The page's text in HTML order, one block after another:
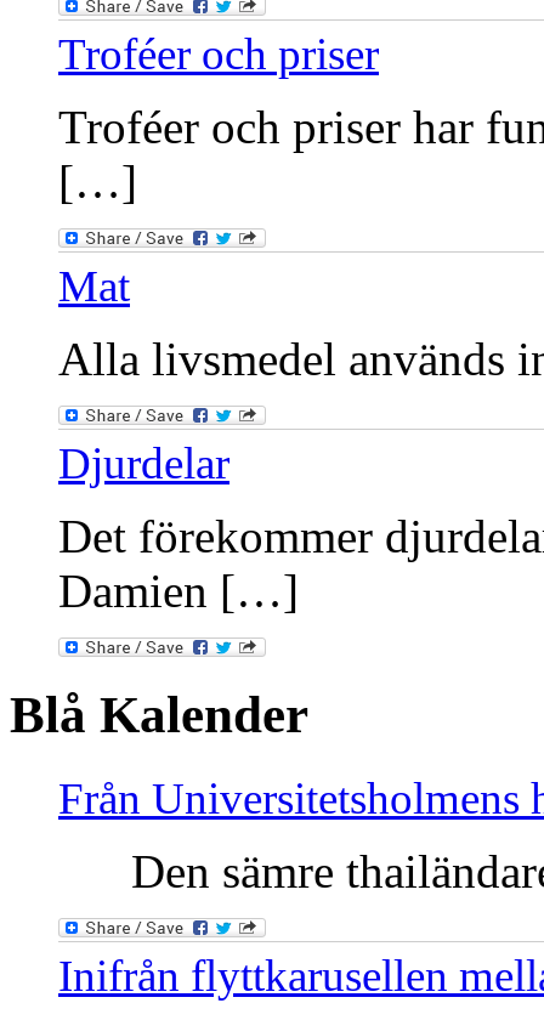
Troféer och priser
Troféer och priser har
[…]
Mat
Alla livsmedel används
Djurdelar
Det förekommer
Damien […]
Blå Kalender
Från Universitetsholmens
Den sämre
Inifrån flyttkarusellen